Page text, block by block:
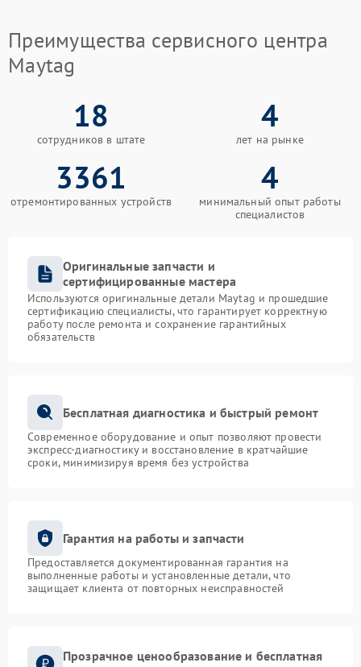
Преимущества сервисного центра
Maytag
18
сотрудников в штате
4
лет на рынке
3361
отремонтированных устройств
4
минимальный опыт работы
специалистов
Оригинальные запчасти и
сертифицированные мастера
Используются оригинальные детали Maytag и прошедшие
сертификацию специалисты, что гарантирует корректную
работу после ремонта и сохранение гарантийных
обязательств
Бесплатная диагностика и быстрый ремонт
Современное оборудование и опыт позволяют провести
экспресс-диагностику и восстановление в кратчайшие
сроки, минимизируя время без устройства
Гарантия на работы и запчасти
Предоставляется документированная гарантия на
выполненные работы и установленные детали, что
защищает клиента от повторных неисправностей
Прозрачное ценообразование и бесплатная